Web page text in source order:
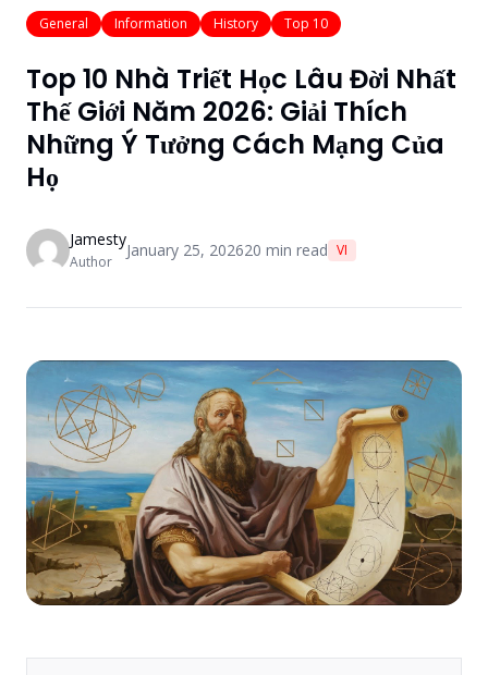
General Information History Top 10
Top 10 Nhà Triết Học Lâu Đời Nhất
Thế Giới Năm 2026: Giải Thích
Những Ý Tưởng Cách Mạng Của
Họ
Jamesty
Author
January 25, 202620 min read VI